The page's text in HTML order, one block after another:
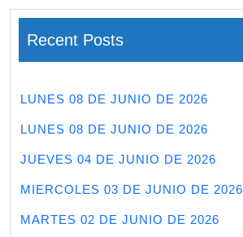
Recent Posts
LUNES 08 DE JUNIO DE 2026
LUNES 08 DE JUNIO DE 2026
JUEVES 04 DE JUNIO DE 2026
MIERCOLES 03 DE JUNIO DE 2026
MARTES 02 DE JUNIO DE 2026